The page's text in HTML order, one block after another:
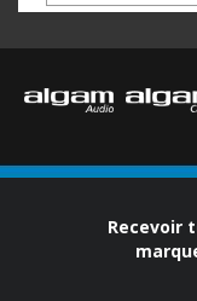
Recevoir